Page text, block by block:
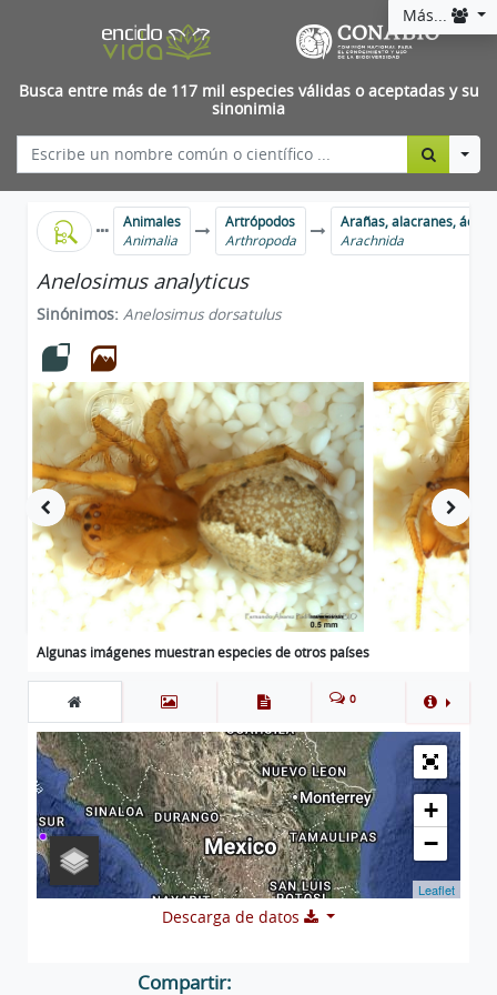
Más...
Busca entre más de 117 mil especies válidas o aceptadas y su
sinonimia
Animales
Animalia
Artrópodos
Arthropoda
Arañas, alacranes,
Arachnida
Anelosimus analyticus
Sinónimos: Anelosimus dorsatulus
Algunas imágenes muestran especies de otros países
0
+
−
Leaflet
Descarga de datos
Compartir: